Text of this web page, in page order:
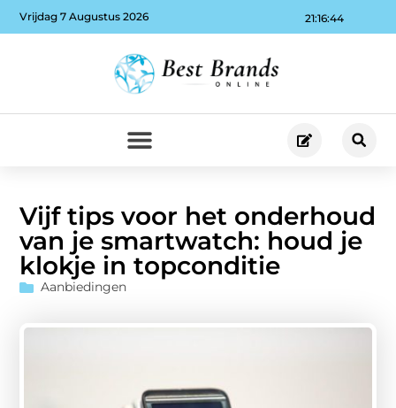
21:16:45
Vrijdag 7 Augustus 2026
Vijf tips voor het onderhoud
van je smartwatch: houd je
klokje in topconditie
Aanbiedingen